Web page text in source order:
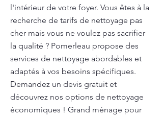
l'intérieur de votre foyer. Vous êtes à la
recherche de tarifs de nettoyage pas
cher mais vous ne voulez pas sacrifier
la qualité ? Pomerleau propose des
services de nettoyage abordables et
adaptés à vos besoins spécifiques.
Demandez un devis gratuit et
découvrez nos options de nettoyage
économiques ! Grand ménage pour